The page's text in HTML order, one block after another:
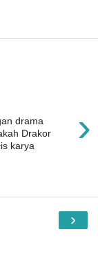
›
drama
Drakor
karya
›